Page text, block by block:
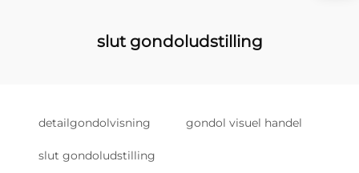
slut gondoludstilling
detailgondolvisning gondol visuel handel
slut gondoludstilling